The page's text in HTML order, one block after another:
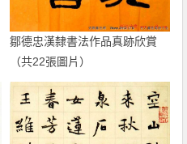
鄒德忠漢隸書法作品真跡欣賞
（共22張圖片）